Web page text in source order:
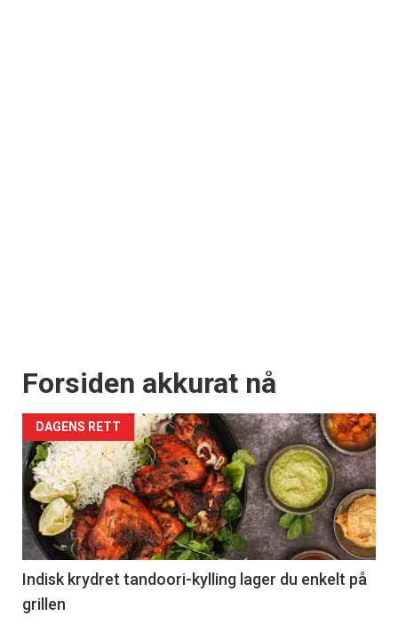
Forsiden akkurat nå
DAGENS RETT
Indisk krydret tandoori-kylling lager du enkelt på
grillen